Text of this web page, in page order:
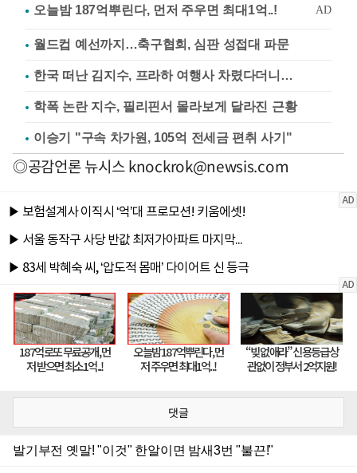
월드컵 예선까지…축구협회, 심판 성접대 파문
한국 떠난 김지수, 프라하 여행사 차렸다더니…
학폭 논란 지수, 필리핀서 몰라보게 달라진 근황
이승기 "구속 차가원, 105억 전세금 편취 사기"
◎공감언론 뉴시스knockrok@newsis.com
댓글